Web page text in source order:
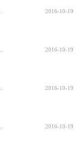
2016-10-19
2016-10-19
2016-10-19
2016-10-19